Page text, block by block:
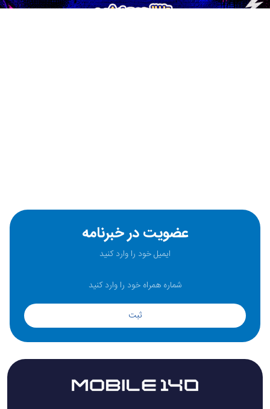
عضویت در خبرنامه
ثبت